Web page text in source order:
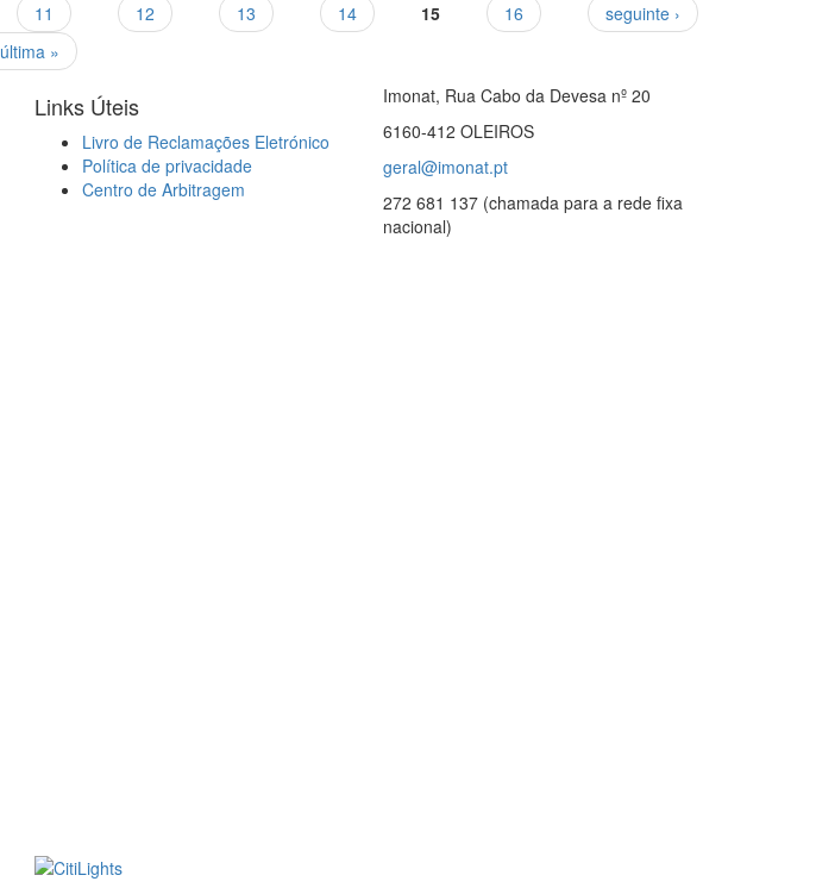
11 12 13 14 15 16
seguinte ›
última »
Links Úteis
Livro de Reclamações Eletrónico
Política de privacidade
Centro de Arbitragem
Imonat, Rua Cabo da Devesa nº 20
6160-412 OLEIROS
geral@imonat.pt
272 681 137 (chamada para a rede fixa
nacional)